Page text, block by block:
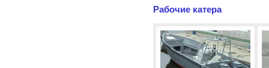
Рабочие катера